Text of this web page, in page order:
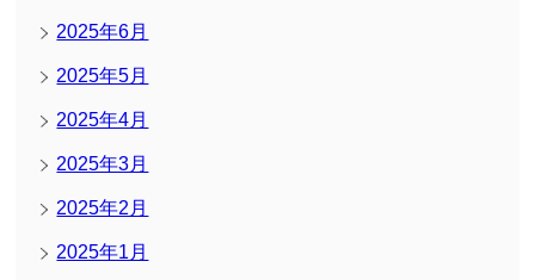
2025年6月
2025年5月
2025年4月
2025年3月
2025年2月
2025年1月